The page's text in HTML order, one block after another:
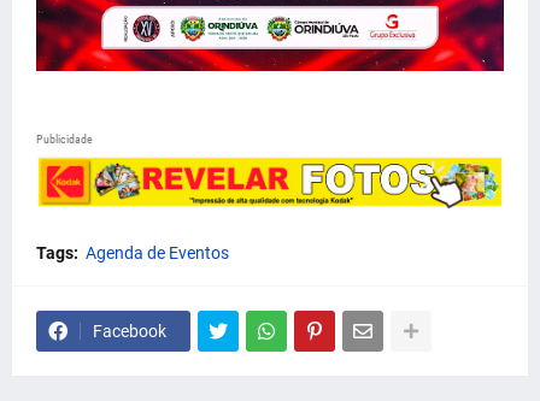
Publicidade
Tags: Agenda de Eventos
Facebook